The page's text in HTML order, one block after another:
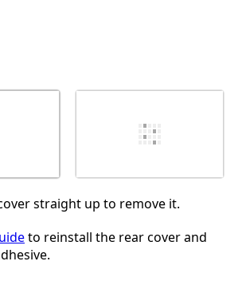
straight up to remove it.
to reinstall the rear cover and